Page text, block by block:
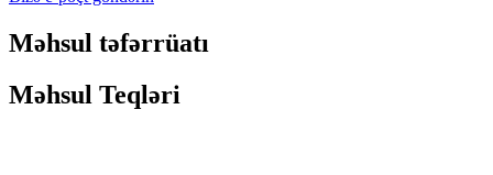
Məhsul təfərrüatı
Məhsul Teqləri